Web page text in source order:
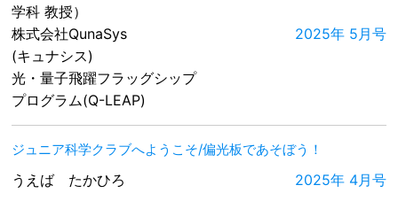
学科 教授）
株式会社QunaSys
(キュナシス)
光・量子飛躍フラッグシップ
プログラム(Q-LEAP)
2025年 5月号
ジュニア科学クラブへようこそ/偏光板であそぼう！
うえば たかひろ 2025年 4月号